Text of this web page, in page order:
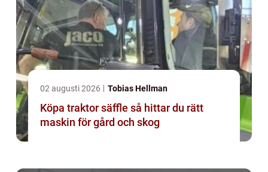
02 augusti 2026 Tobias Hellman
Köpa traktor säffle så hittar du rätt
maskin för gård och skog